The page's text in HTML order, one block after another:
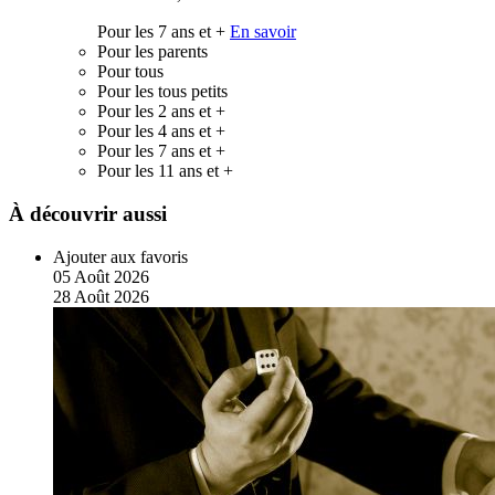
Pour les 7 ans et + En savoir
Pour les parents
Pour tous
Pour les tous petits
Pour les 2 ans et +
Pour les 4 ans et +
Pour les 7 ans et +
Pour les 11 ans et +
À découvrir aussi
Ajouter aux favoris
05 Août 2026
28 Août 2026